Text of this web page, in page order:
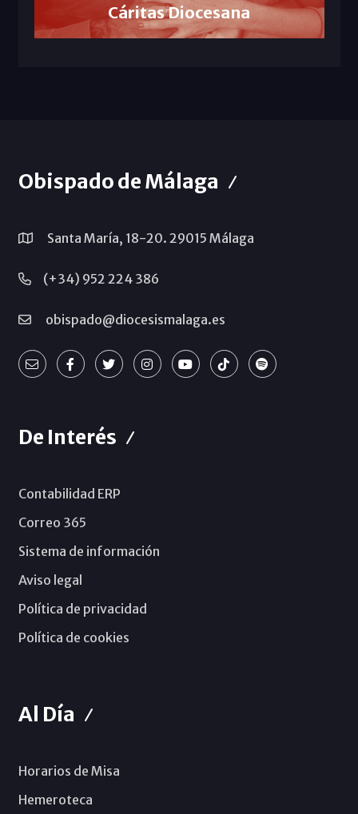
Cáritas Diocesana
Obispado de Málaga
Santa María, 18-20. 29015 Málaga
(+34) 952 224 386
obispado@diocesismalaga.es
De Interés
Contabilidad ERP
Correo 365
Sistema de información
Aviso legal
Política de privacidad
Política de cookies
Al Día
Horarios de Misa
Hemeroteca